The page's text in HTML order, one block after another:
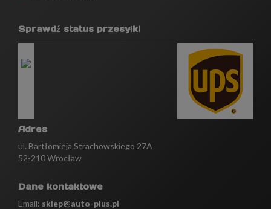
Sprawdź status przesyłki
Adres
ul. Bartłomieja Strachowskiego 27A
52-210 Wrocław
Dane kontaktowe
Email: sklep@auto-plus.pl